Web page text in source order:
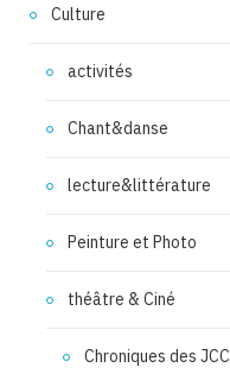
Culture
activités
Chant&danse
lecture&littérature
Peinture et Photo
théâtre & Ciné
Chroniques des JCC